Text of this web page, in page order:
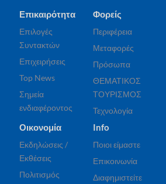
Επικαιρότητα
Επιλογές
Συντακτών
Επιχειρήσεις
Top News
Σημεία
ενδιαφέροντος
Φορείς
Περιφέρεια
Μεταφορές
Πρόσωπα
ΘΕΜΑΤΙΚΟΣ
ΤΟΥΡΙΣΜΟΣ
Τεχνολογία
Οικονομία
Εκδηλώσεις /
Εκθέσεις
Πολιτισμός
Info
Ποιοι είμαστε
Επικοινωνία
Διαφημιστείτε